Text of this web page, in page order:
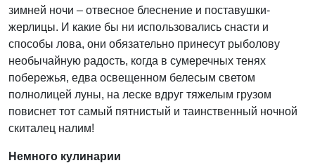
зимней ночи – отвесное блеснение и поставушки-
жерлицы. И какие бы ни использовались снасти и
способы лова, они обязательно принесут рыболову
необычайную радость, когда в сумеречных тенях
побережья, едва освещенном белесым светом
полнолицей луны, на леске вдруг тяжелым грузом
повиснет тот самый пятнистый и таинственный ночной
скиталец налим!
Немного кулинарии